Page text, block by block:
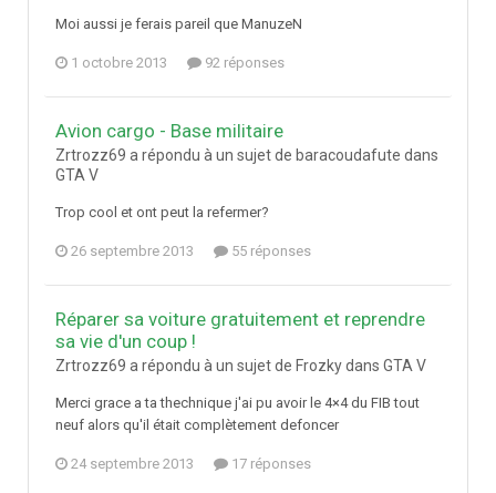
Moi aussi je ferais pareil que ManuzeN
1 octobre 2013 92 réponses
Avion cargo - Base militaire
Zrtrozz69 a répondu à un sujet de baracoudafute dans
GTA V
Trop cool et ont peut la refermer?
26 septembre 2013 55 réponses
Réparer sa voiture gratuitement et reprendre
sa vie d'un coup !
Zrtrozz69 a répondu à un sujet de Frozky dans GTA V
Merci grace a ta thechnique j'ai pu avoir le 4×4 du FIB tout
neuf alors qu'il était complètement defoncer
24 septembre 2013 17 réponses